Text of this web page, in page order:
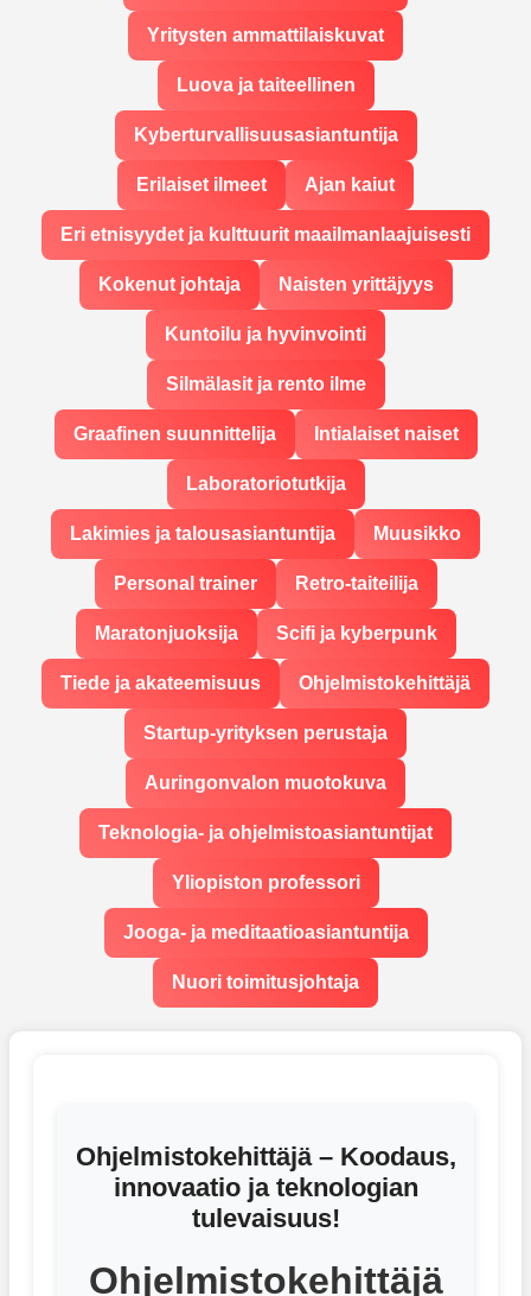
Yritysten ammattilaiskuvat
Luova ja taiteellinen
Kyberturvallisuusasiantuntija
Erilaiset ilmeet Ajan kaiut
Eri etnisyydet ja kulttuurit maailmanlaajuisesti
Kokenut johtaja Naisten yrittäjyys
Kuntoilu ja hyvinvointi
Silmälasit ja rento ilme
Graafinen suunnittelija Intialaiset naiset
Laboratoriotutkija
Lakimies ja talousasiantuntija Muusikko
Personal trainer Retro-taiteilija
Maratonjuoksija Scifi ja kyberpunk
Tiede ja akateemisuus Ohjelmistokehittäjä
Startup-yrityksen perustaja
Auringonvalon muotokuva
Teknologia- ja ohjelmistoasiantuntijat
Yliopiston professori
Jooga- ja meditaatioasiantuntija
Nuori toimitusjohtaja
Ohjelmistokehittäjä – Koodaus,
innovaatio ja teknologian
tulevaisuus!
Ohjelmistokehittäjä